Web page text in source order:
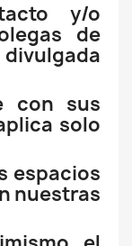
y/o
de
con sus
solo
espacios
nuestras